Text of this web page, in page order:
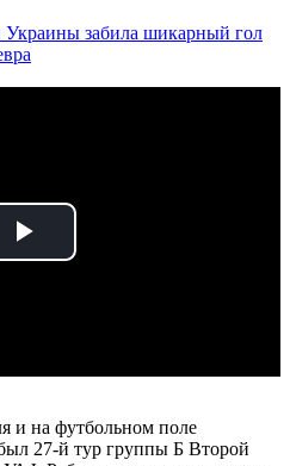
Украины забила шикарный гол
Play
и на футбольном поле
27-й тур группы Б Второй